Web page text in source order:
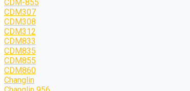
CDM-855
CDM307
CDM308
CDM312
CDM833
CDM835
CDM855
CDM860
Changlin